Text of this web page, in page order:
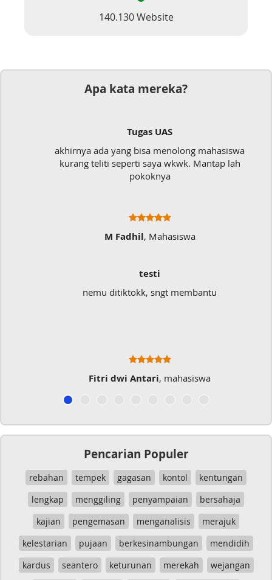
140.130 Website
Apa kata mereka?
mahasiswa
Mantap lah
Mudah sekali, tinggal kirim
langsung jadi
Sangat membantu buat type saya
Musicer Indo
Pencarian Populer
rebahan tempek gagasan kontol
kentungan
lengkap
menggiling penyampaian
bersahaja
kajian
pengemasan menganalisis
merajuk
kelestarian
pujaan berkesinambungan
mendidih
kardus
seantero keturunan merekah
wejangan